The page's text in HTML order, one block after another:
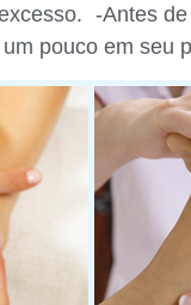
-Antes
pouco em seu